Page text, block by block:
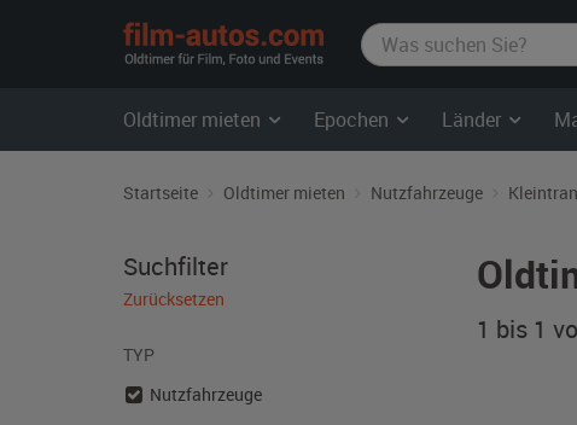
film-
autos.com
Oldtimer mieten Epochen Länder
Startseite Oldtimer mieten Nutzfahrzeuge
1 bis 1
Suchfilter
Zurücksetzen
TYP
Nutzfahrzeuge